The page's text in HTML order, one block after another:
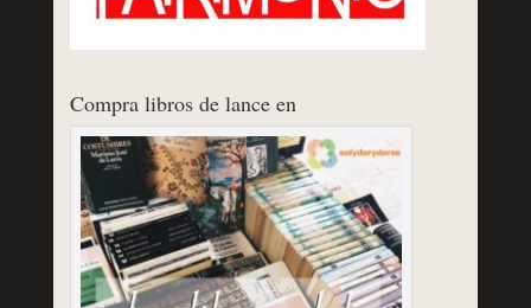
Compra libros de lance en